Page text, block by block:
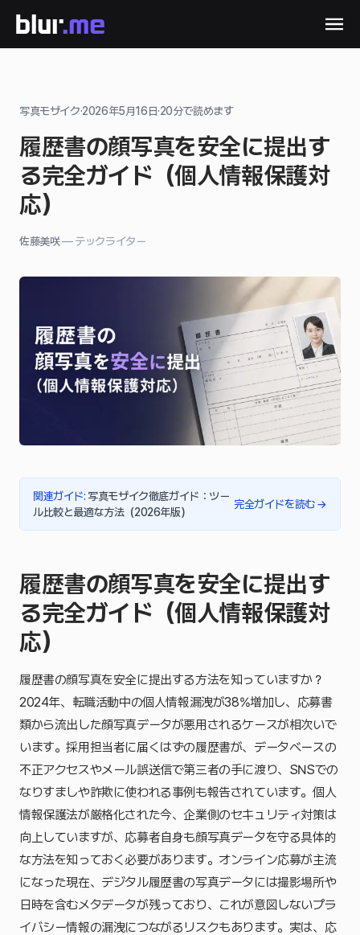
写真モザイク·2026年5月16日·20分で読めます
履歴書の顔写真を安全に提出す
る完全ガイド（個人情報保護対
応）
佐藤美咲—テックライター
関連ガイド: 写真モザイク徹底ガイド：ツー
ル比較と最適な方法（2026年版）
完全ガイドを読む →
履歴書の顔写真を安全に提出す
る完全ガイド（個人情報保護対
応）
履歴書の顔写真を安全に提出する方法を知っていますか？
2024年、転職活動中の個人情報漏洩が38%増加し、応募書
類から流出した顔写真データが悪用されるケースが相次いで
います。採用担当者に届くはずの履歴書が、データベースの
不正アクセスやメール誤送信で第三者の手に渡り、SNSでの
なりすましや詐欺に使われる事例も報告されています。個人
情報保護法が厳格化された今、企業側のセキュリティ対策は
向上していますが、応募者自身も顔写真データを守る具体的
な方法を知っておく必要があります。オンライン応募が主流
になった現在、デジタル履歴書の写真データには撮影場所や
日時を含むメタデータが残っており、これが意図しないプラ
イバシー情報の漏洩につながるリスクもあります。実は、応